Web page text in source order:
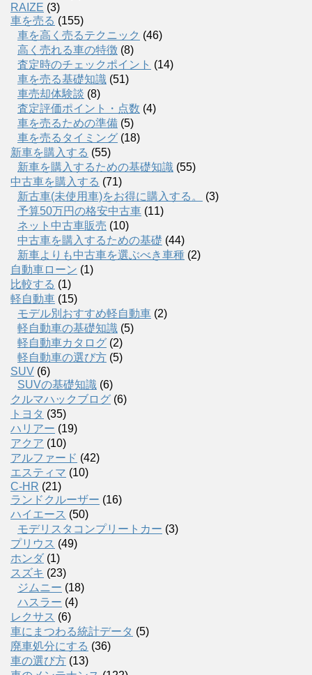
RAIZE (3)
車を売る (155)
車を高く売るテクニック (46)
高く売れる車の特徴 (8)
査定時のチェックポイント (14)
車を売る基礎知識 (51)
車売却体験談 (8)
査定評価ポイント・点数 (4)
車を売るための準備 (5)
車を売るタイミング (18)
新車を購入する (55)
新車を購入するための基礎知識 (55)
中古車を購入する (71)
新古車(未使用車)をお得に購入する。
(3)
予算50万円の格安中古車 (11)
ネット中古車販売 (10)
中古車を購入するための基礎 (44)
新車よりも中古車を選ぶべき車種 (2)
自動車ローン (1)
比較する (1)
軽自動車 (15)
モデル別おすすめ軽自動車 (2)
軽自動車の基礎知識 (5)
軽自動車カタログ (2)
軽自動車の選び方 (5)
SUV (6)
SUVの基礎知識 (6)
クルマハックブログ (6)
トヨタ (35)
ハリアー (19)
アクア (10)
アルファード (42)
エスティマ (10)
C-HR (21)
ランドクルーザー (16)
ハイエース (50)
モデリスタコンプリートカー (3)
プリウス (49)
ホンダ (1)
スズキ (23)
ジムニー (18)
ハスラー (4)
レクサス (6)
車にまつわる統計データ (5)
廃車処分にする (36)
車の選び方 (13)